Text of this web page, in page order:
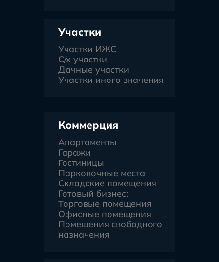
Участки
Участки ИЖС
С/х участки
Дачные участки
Участки иного значения
Коммерция
Апартаменты
Гаражи
Гостиницы
Парковочные места
Складские помещения
Готовый бизнес:
Торговые помещения
Офисные помещения
Помещения свободного
назначения